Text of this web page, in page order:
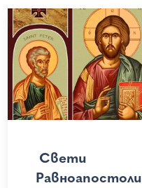
Свети
Равноапостоли